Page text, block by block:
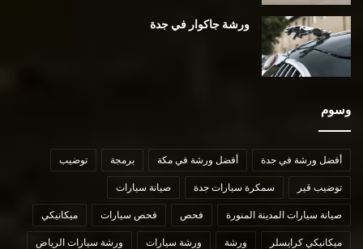
ورشة جاكوار في جدة
وسوم
أفضل ورشة في جدة أفضل ورشة في مكة برمجة توضيب
توضيب قير سمكرة سيارات جدة صيانة سيارات
صيانة سيارات المدينة المنورة فحص فحص سيارات ميكانيكي
ميكانيكي كرايسلر ورشة ورشة سيارات ورشة سيارات الرياض